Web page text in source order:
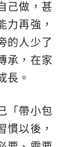
己做，甚
力再強，
的人少了
承，在家
長。
「帶小包
慣以後，